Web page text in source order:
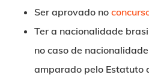
Ser aprovado no
Ter a nacionalidade
no caso de
amparado pelo Estatuto